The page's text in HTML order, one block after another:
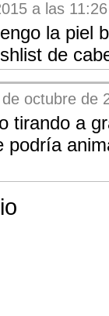
a las 11:26
la piel
de
octubre de
tirando a
podría